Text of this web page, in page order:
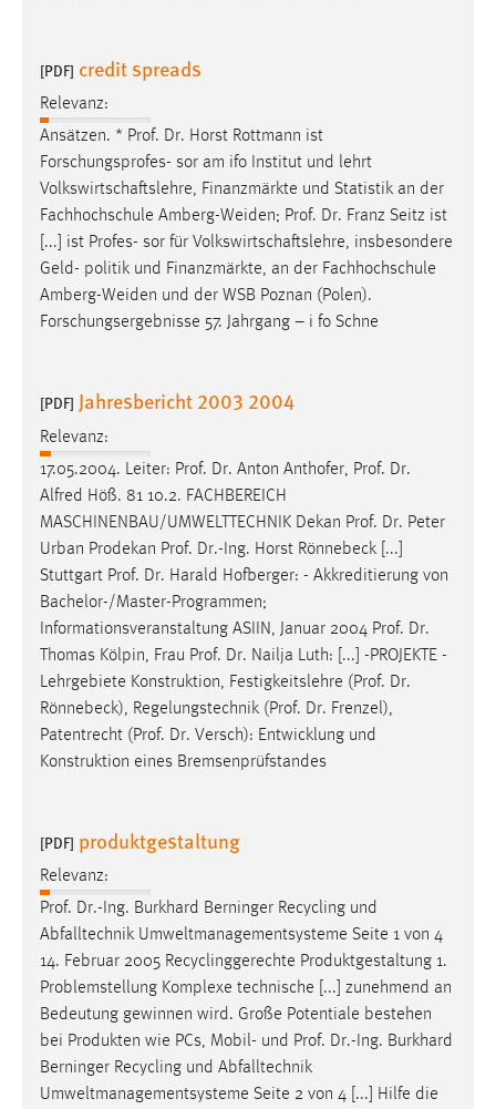
[PDF] credit spreads
Relevanz:
Ansätzen. * Prof. Dr. Horst Rottmann ist
Forschungsprofes- sor am ifo Institut und lehrt
Volkswirtschaftslehre, Finanzmärkte und Statistik an der
Fachhochschule Amberg-Weiden; Prof. Dr. Franz Seitz ist
[...] ist Profes- sor für Volkswirtschaftslehre, insbesondere
Geld- politik und Finanzmärkte, an der Fachhochschule
Amberg-Weiden und der WSB Poznan (Polen).
Forschungsergebnisse 57. Jahrgang – i fo Schne
[PDF] Jahresbericht 2003 2004
Relevanz:
17.05.2004. Leiter: Prof. Dr. Anton Anthofer, Prof. Dr.
Alfred Höß. 81 10.2. FACHBEREICH
MASCHINENBAU/UMWELTTECHNIK Dekan Prof. Dr. Peter
Urban Prodekan Prof. Dr.-Ing. Horst Rönnebeck [...]
Stuttgart Prof. Dr. Harald Hofberger: - Akkreditierung von
Bachelor-/Master-Programmen;
Informationsveranstaltung ASIIN, Januar 2004 Prof. Dr.
Thomas Kölpin, Frau Prof. Dr. Nailja Luth: [...] -PROJEKTE -
Lehrgebiete Konstruktion, Festigkeitslehre (Prof. Dr.
Rönnebeck), Regelungstechnik (Prof. Dr. Frenzel),
Patentrecht (Prof. Dr. Versch): Entwicklung und
Konstruktion eines Bremsenprüfstandes
[PDF] produktgestaltung
Relevanz:
Prof. Dr.-Ing. Burkhard Berninger Recycling und
Abfalltechnik Umweltmanagementsysteme Seite 1 von 4
14. Februar 2005 Recyclinggerechte Produktgestaltung 1.
Problemstellung Komplexe technische [...] zunehmend an
Bedeutung gewinnen wird. Große Potentiale bestehen
bei Produkten wie PCs, Mobil- und Prof. Dr.-Ing. Burkhard
Berninger Recycling und Abfalltechnik
Umweltmanagementsysteme Seite 2 von 4 [...] Hilfe die